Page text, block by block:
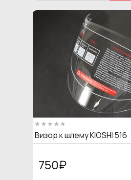
Визор к шлему KIOSHI 516
750₽